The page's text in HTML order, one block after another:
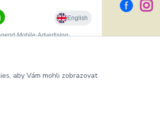
aby Vám mohli zobrazovat